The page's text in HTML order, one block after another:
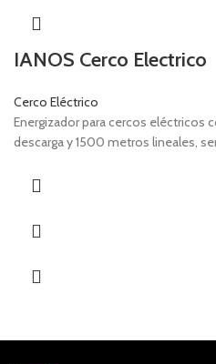
IANOS Cerco Electrico
Cerco Eléctrico
Energizador para cercos eléctricos
descarga y 1500 metros lineales,